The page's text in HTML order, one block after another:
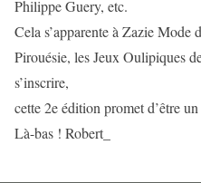
Philippe Guery, etc.
Cela s’apparente à Zazie
Pirouésie, les Jeux Oulipiques
s’inscrire,
cette 2e édition promet d’être
Là-bas ! Robert_